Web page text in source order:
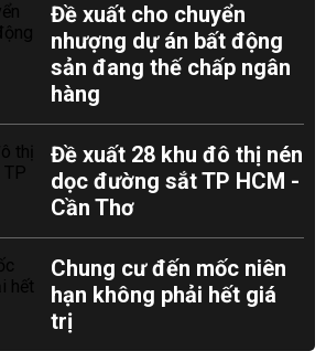
Đề xuất cho chuyển
nhượng dự án bất động
sản đang thế chấp ngân
hàng
Đề xuất 28 khu đô thị nén
dọc đường sắt TP HCM -
Cần Thơ
Chung cư đến mốc niên
hạn không phải hết giá
trị